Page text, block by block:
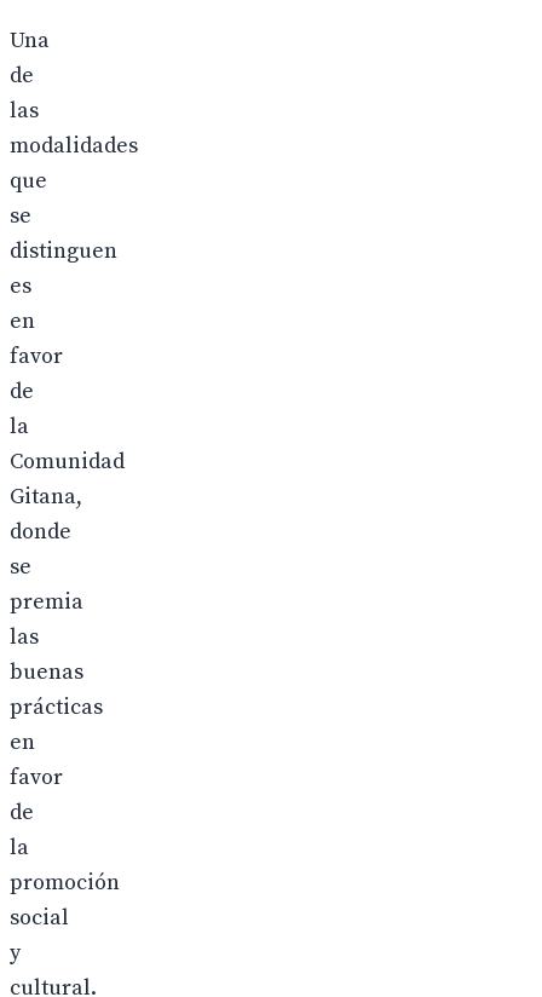
Una
de
las
modalidades
que
se
distinguen
es
en
favor
de
la
Comunidad
Gitana,
donde
se
premia
las
buenas
prácticas
en
favor
de
la
promoción
social
y
cultural.